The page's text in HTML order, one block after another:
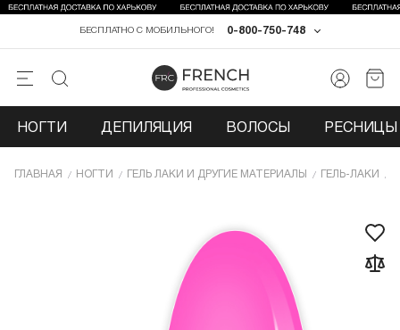
0-800-750-748
БЕСПЛАТНО С МОБИЛЬНОГО!
НОГТИ ДЕПИЛЯЦИЯ ВОЛОСЫ РЕСНИЦЫ
ГЛАВНАЯ НОГТИ ГЕЛЬ ЛАКИ И ДРУГИЕ МАТЕРИАЛЫ ГЕЛЬ-ЛАКИ